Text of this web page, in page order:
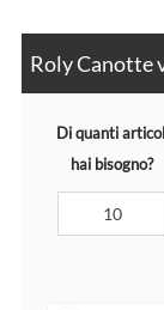
Roly Canotte
Di quanti
hai bisogno?